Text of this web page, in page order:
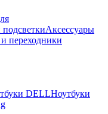
Аксессуары
переходники
DELLНоутбуки